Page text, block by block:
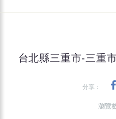
台北縣三重市-三重
分享：
瀏覽